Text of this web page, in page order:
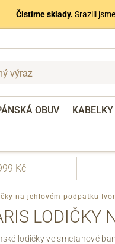
Čistíme sklady. Srazili
OBUV
Kč
na jehlovém podpatku
LODIČKY
lodičky ve smetanové